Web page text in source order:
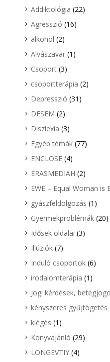
Addiktológia (22)
Agresszió (16)
alkohol (2)
Alvászavar(1)
Csoport(3)
csoportterápia (2)
Depresszió (31)
DESEM (2)
Diszlexia (3)
Egyéb témák(77)
ENCLOSE(4)
ERASMEDIAH (2)
EWE – Equal Woman is
gyászfeldolgozás (1)
Gyermekproblémák(20)
Idősek oldalai (3)
Illúziók(7)
Induló csoportok(6)
irodalomterápia (1)
Jogi kérdések,
kényszeres gyűjtögetés
kiégés (1)
Könyvajánló (29)
LONGEVTIY(4)